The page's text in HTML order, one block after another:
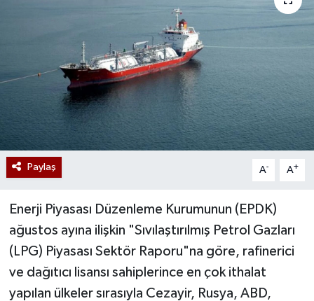
Paylaş A- A+
Enerji Piyasası Düzenleme Kurumunun (EPDK)
ağustos ayına ilişkin "Sıvılaştırılmış Petrol Gazları
(LPG) Piyasası Sektör Raporu"na göre, rafinerici
ve dağıtıcı lisansı sahiplerince en çok ithalat
yapılan ülkeler sırasıyla Cezayir, Rusya, ABD,